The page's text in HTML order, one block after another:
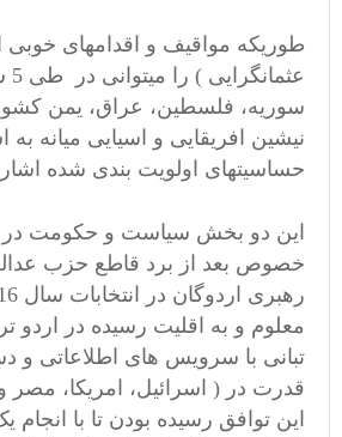
طوریکه مواقیف و اقدامهای
سوریه، فلسطین، عراق، یمن
نیشین افریقایی و اسیایی میانه به
حساسیتهای اولویت بندی شده
این دو بخش سیاست و حکومت در
خصوص بعد از برد قاطع حزب
معلوم و به اقلیت رسیده در اردو
تبانی با سرویس های اطلاعاتی و
قدرت در ( اسرائیل، امریکا، مصر و
این توافق رسیده بودن تا با انجام